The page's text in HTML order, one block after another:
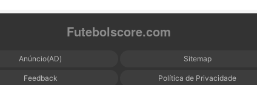
Futebolscore.com
Anúncio(AD) Sitemap
Feedback Política de Privacidade